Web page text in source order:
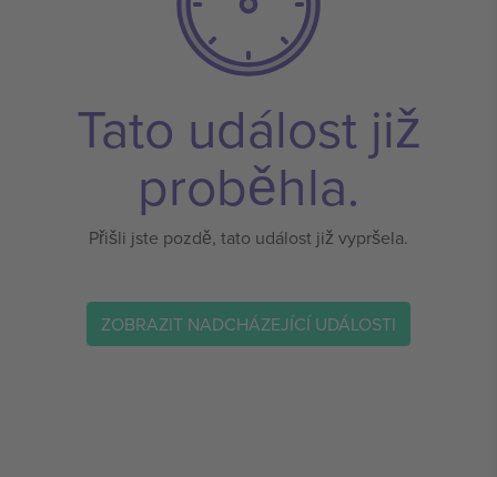
Tato událost již
proběhla.
Přišli jste pozdě, tato událost již vypršela.
ZOBRAZIT NADCHÁZEJÍCÍ UDÁLOSTI